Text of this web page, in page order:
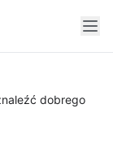
dobrego